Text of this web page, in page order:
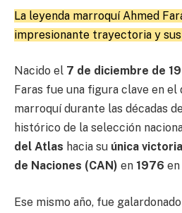
La leyenda marroquí Ahmed
impresionante trayectoria y
Nacido el 7 de diciembre de
Faras fue una figura clave en
marroquí durante las décadas
histórico de la selección
del Atlas hacia su única
de Naciones (CAN) en 1976
Ese mismo año, fue